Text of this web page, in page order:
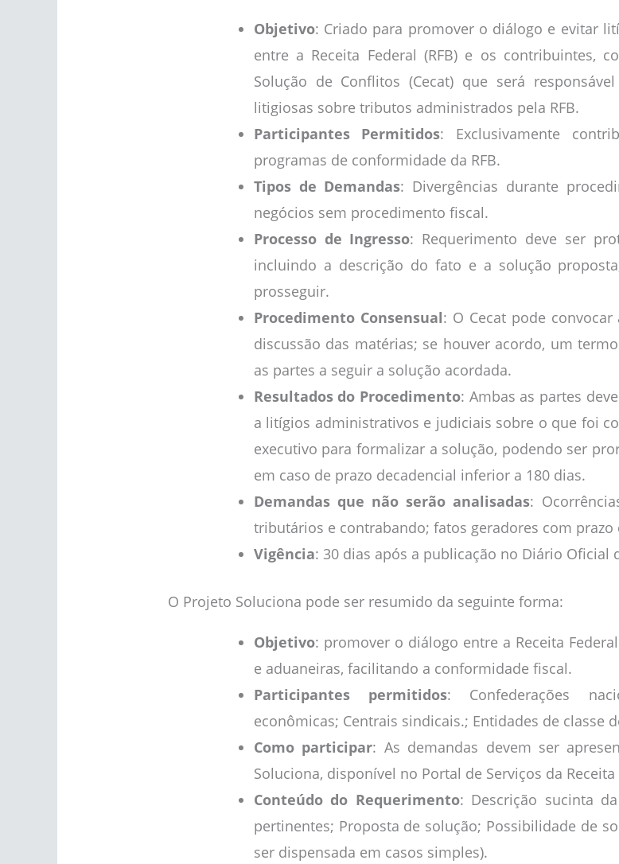
Objetivo: Criado para promover o diálogo e evitar
entre a Receita Federal (RFB) e os contribuintes,
Solução de Conflitos (Cecat) que será
litigiosas sobre tributos administrados pela RFB.
Participantes Permitidos: Exclusivamente
programas de conformidade da RFB.
Tipos de Demandas: Divergências durante
negócios sem procedimento fiscal.
Processo de Ingresso: Requerimento deve ser
incluindo a descrição do fato e a solução
prosseguir.
Procedimento Consensual: O Cecat pode
discussão das matérias; se houver acordo, um
as partes a seguir a solução acordada.
Resultados do Procedimento: Ambas as partes
a litígios administrativos e judiciais sobre o que foi
executivo para formalizar a solução, podendo ser
em caso de prazo decadencial inferior a 180 dias.
Demandas que não serão analisadas:
tributários e contrabando; fatos geradores com
Vigência: 30 dias após a publicação no Diário Oficial
O Projeto Soluciona pode ser resumido da seguinte forma:
Objetivo: promover o diálogo entre a Receita
e aduaneiras, facilitando a conformidade fiscal.
Participantes permitidos: Confederações
econômicas; Centrais sindicais.; Entidades de classe
Como participar: As demandas devem ser
Soluciona, disponível no Portal de Serviços da Receita
Conteúdo do Requerimento: Descrição sucinta
pertinentes; Proposta de solução; Possibilidade de
ser dispensada em casos simples).